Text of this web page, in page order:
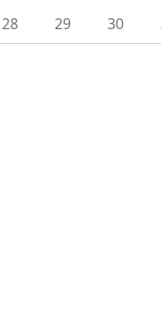
28 29 30